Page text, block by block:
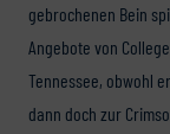
gebrochenen Bein
Angebote von
Tennessee, obwohl
dann doch zur